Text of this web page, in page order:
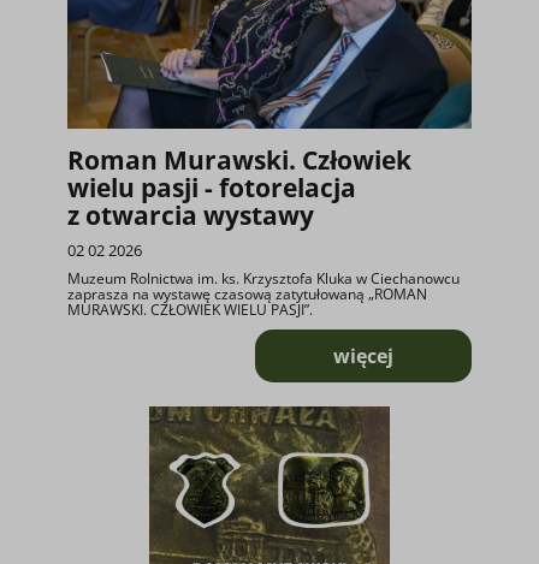
Roman Murawski. Człowiek
wielu pasji - fotorelacja
z otwarcia wystawy
02 02 2026
Muzeum Rolnictwa im. ks. Krzysztofa Kluka w Ciechanowcu
zaprasza na wystawę czasową zatytułowaną „ROMAN
MURAWSKI. CZŁOWIEK WIELU PASJI”.
więcejo Roman